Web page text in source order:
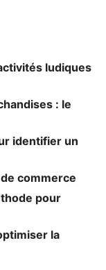
ludiques
: le
identifier un
commerce
pour
la